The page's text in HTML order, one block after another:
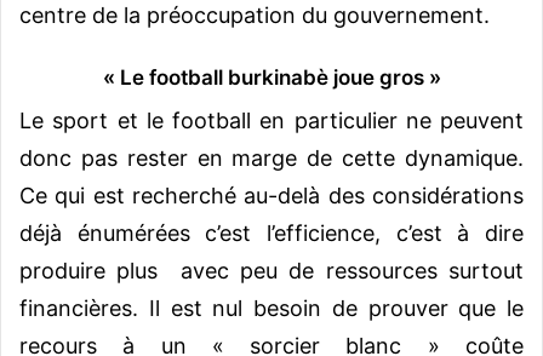
centre de la préoccupation du gouvernement.
« Le football burkinabè joue gros »
Le sport et le football en particulier ne peuvent
donc pas rester en marge de cette dynamique.
Ce qui est recherché au-delà des considérations
déjà énumérées c’est l’efficience, c’est à dire
produire plus avec peu de ressources surtout
financières. Il est nul besoin de prouver que le
recours à un « sorcier blanc » coûte